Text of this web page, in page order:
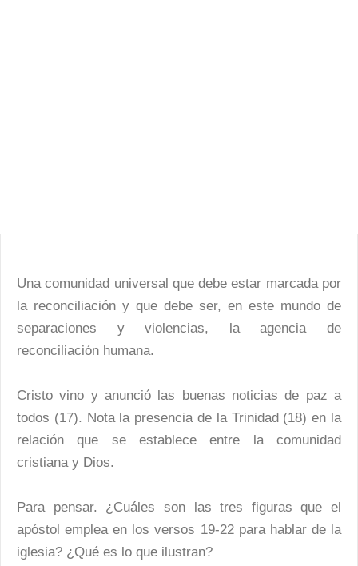
Una comunidad universal que debe estar marcada por
la reconciliación y que debe ser, en este mundo de
separaciones y violencias, la agencia de
reconciliación humana.
Cristo vino y anunció las buenas noticias de paz a
todos (17). Nota la presencia de la Trinidad (18) en la
relación que se establece entre la comunidad
cristiana y Dios.
Para pensar. ¿Cuáles son las tres figuras que el
apóstol emplea en los versos 19-22 para hablar de la
iglesia? ¿Qué es lo que ilustran?